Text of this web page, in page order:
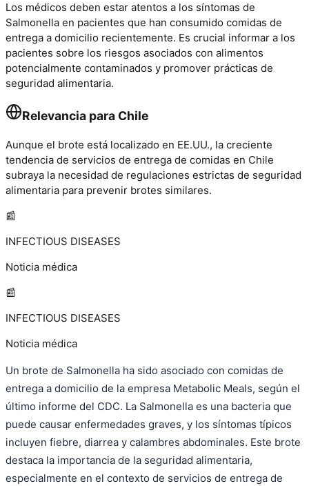
Los médicos deben estar atentos a los síntomas de
Salmonella en pacientes que han consumido comidas de
entrega a domicilio recientemente. Es crucial informar a los
pacientes sobre los riesgos asociados con alimentos
potencialmente contaminados y promover prácticas de
seguridad alimentaria.
Relevancia para Chile
Aunque el brote está localizado en EE.UU., la creciente
tendencia de servicios de entrega de comidas en Chile
subraya la necesidad de regulaciones estrictas de seguridad
alimentaria para prevenir brotes similares.
📰
INFECTIOUS DISEASES
Noticia médica
📰
INFECTIOUS DISEASES
Noticia médica
Un brote de Salmonella ha sido asociado con comidas de
entrega a domicilio de la empresa Metabolic Meals, según el
último informe del CDC. La Salmonella es una bacteria que
puede causar enfermedades graves, y los síntomas típicos
incluyen fiebre, diarrea y calambres abdominales. Este brote
destaca la importancia de la seguridad alimentaria,
especialmente en el contexto de servicios de entrega de